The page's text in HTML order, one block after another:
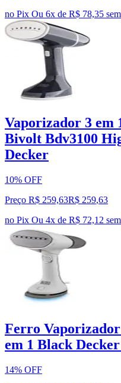
no Pix Ou 6x de R$ 78,35
Vaporizador 3 em
Bivolt Bdv3100
Decker
10% OFF
Preço R$ 259,63R$ 259,63
no Pix Ou 4x de R$ 72,12
Ferro
em 1 Black
14% OFF